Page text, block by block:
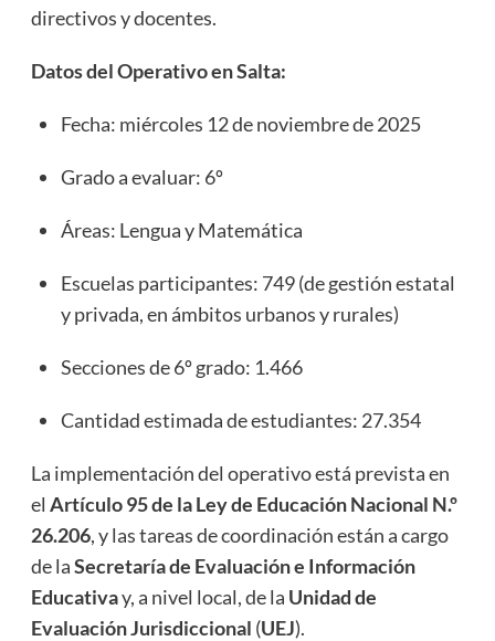
directivos y docentes.
Datos del Operativo en Salta:
Fecha: miércoles 12 de noviembre de 2025
Grado a evaluar: 6º
Áreas: Lengua y Matemática
Escuelas participantes: 749 (de gestión estatal
y privada, en ámbitos urbanos y rurales)
Secciones de 6º grado: 1.466
Cantidad estimada de estudiantes: 27.354
La implementación del operativo está prevista en
el Artículo 95 de la Ley de Educación Nacional N.º
26.206, y las tareas de coordinación están a cargo
de laSecretaría de Evaluación e Información
Educativay, a nivel local, de la Unidad de
Evaluación Jurisdiccional (UEJ).